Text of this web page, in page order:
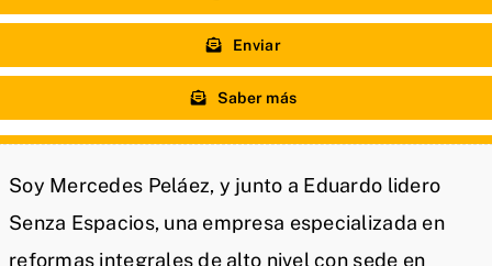
Soy Mercedes Peláez, y junto a Eduardo lidero
Senza Espacios, una empresa especializada en
reformas integrales de alto nivel con sede en
Enviar
Saber más